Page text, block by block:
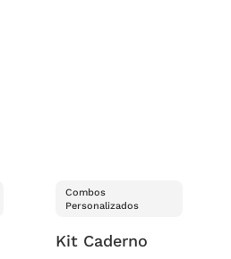
Combos
Personalizados
Kit Caderno